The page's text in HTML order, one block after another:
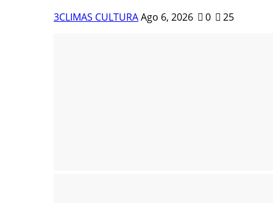
3CLIMAS CULTURAAgo 6, 2026 0 25